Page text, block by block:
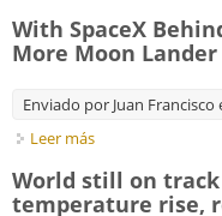
With SpaceX
More Moon Lander
Enviado por Juan Francisco
Leer más
World still on
temperature rise,